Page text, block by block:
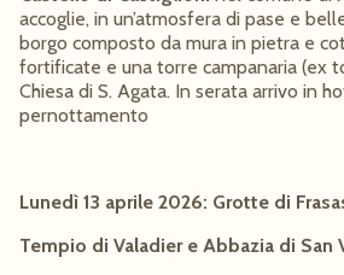
accoglie, in un’atmosfera di pase e
borgo composto da mura in pietra e
fortificate e una torre campanaria (ex
Chiesa di S. Agata. In serata arrivo in
pernottamento
Lunedì 13 aprile 2026: Grotte di
Tempio di Valadier e Abbazia di San